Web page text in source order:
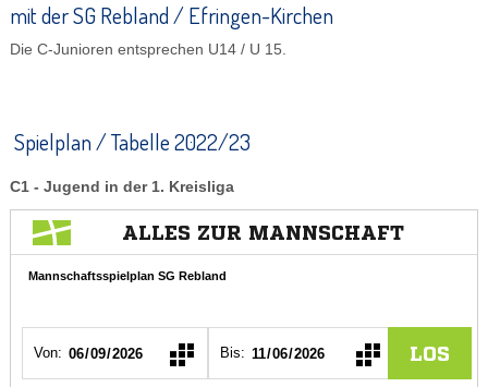
mit der SG Rebland / Efringen-Kirchen
Die C-Junioren entsprechen U14 / U 15.
Spielplan / Tabelle 2022/23
C1 - Jugend in der 1. Kreisliga